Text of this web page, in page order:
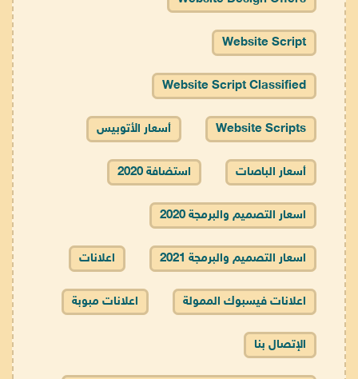
Website Script
Website Script Classified
Website Scripts أسعار الأتوبيس
أسعار الباصات استضافة 2020
اسعار التصميم والبرمجة 2020
اسعار التصميم والبرمجة 2021 اعلانات
اعلانات فيسبوك الممولة اعلانات مبوبة
الإتصال بنا